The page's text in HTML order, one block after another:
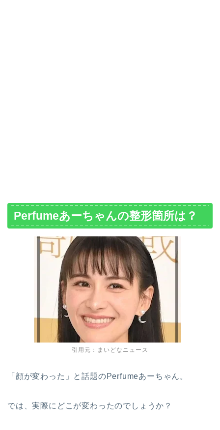
Perfumeあーちゃんの整形箇所は？
引用元：まいどなニュース
「顔が変わった」と話題のPerfumeあーちゃん。
では、実際にどこが変わったのでしょうか？